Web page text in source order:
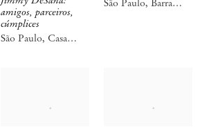
amigos, parceiros,
cúmplices
São Paulo, Casa
São Paulo, Barra